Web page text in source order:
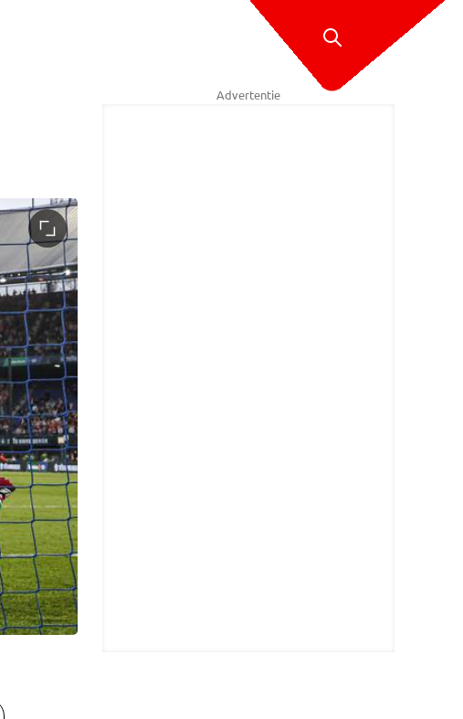
Advertentie